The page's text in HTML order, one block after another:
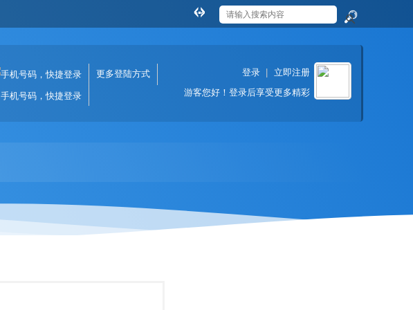
登录
立即注册
游客您好！登录后享受更多精彩
更多登陆方式
手机号码，快捷登录